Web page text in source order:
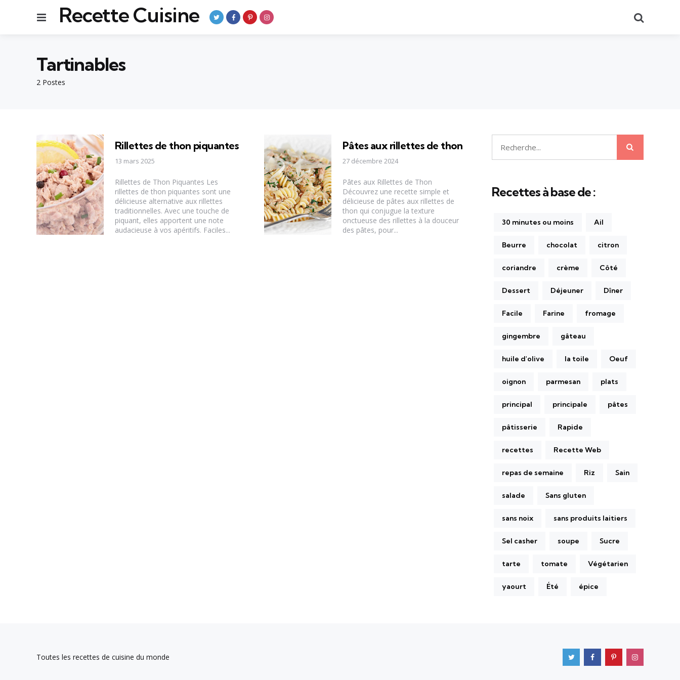
Menu
Recette Cuisine
2 Postes
Tartinables
Rillettes de thon piquantes
13 mars 2025
Rillettes de Thon Piquantes Les
rillettes de thon piquantes sont une
délicieuse alternative aux rillettes
traditionnelles. Avec une touche de
piquant, elles apportent une note
audacieuse à vos apéritifs. Faciles...
Pâtes aux rillettes de thon
27 décembre 2024
Pâtes aux Rillettes de Thon
Découvrez une recette simple et
délicieuse de pâtes aux rillettes de
thon qui conjugue la texture
onctueuse des rillettes à la douceur
des pâtes, pour...
Recherche
pour:
Recettes à base de :
30 minutes ou moins Ail
Beurre chocolat citron
coriandre crème Côté
Dessert Déjeuner Dîner
Facile Farine fromage
gingembre gâteau
huile d'olive la toile Oeuf
oignon parmesan plats
principal principale pâtes
pâtisserie Rapide
recettes Recette Web
repas de semaine Riz Sain
salade Sans gluten
sans noix sans produits laitiers
Sel casher soupe Sucre
tarte tomate Végétarien
yaourt Été épice
Toutes les recettes de cuisine du monde